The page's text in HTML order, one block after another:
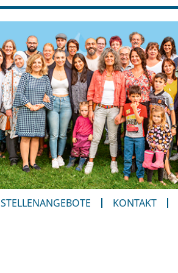
STELLENANGEBOTE KONTAKT